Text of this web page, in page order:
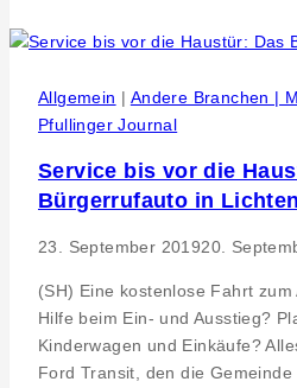
Fachgeschaeft
Hoergeraete
LEMKE
16
Jahre
Allgemein | Andere Branchen |
Pfullinger Journal
Service bis vor die
Bürgerrufauto in
23. September 201920.
(SH) Eine kostenlose Fahrt
Hilfe beim Ein- und Ausstieg?
Kinderwagen und Einkäufe?
Ford Transit, den die